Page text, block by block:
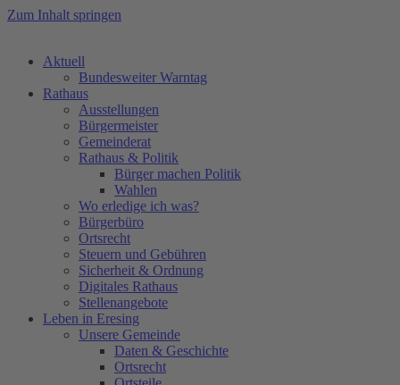
Zum Inhalt springen
Aktuell
Bundesweiter Warntag
Rathaus
Ausstellungen
Bürgermeister
Gemeinderat
Rathaus & Politik
Bürger machen Politik
Wahlen
Wo erledige ich was?
Bürgerbüro
Ortsrecht
Steuern und Gebühren
Sicherheit & Ordnung
Digitales Rathaus
Stellenangebote
Leben in Eresing
Unsere Gemeinde
Daten & Geschichte
Ortsrecht